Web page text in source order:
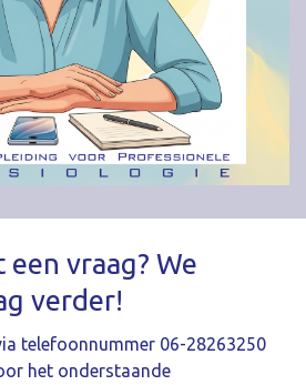
vraag? We
verder!
telefoonnummer 06-28263250
het onderstaande